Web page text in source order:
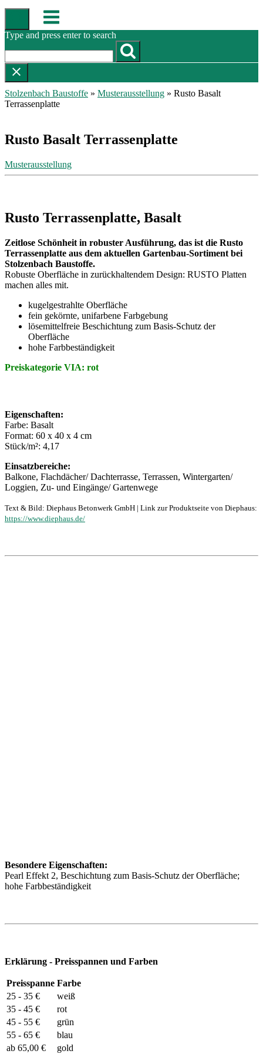
Skip
content
Menu
Type and press enter to search
Stolzenbach Baustoffe » Musterausstellung » Rusto Basalt
Terrassenplatte
Rusto Basalt Terrassenplatte
Musterausstellung
Rusto Terrassenplatte, Basalt
Zeitlose Schönheit in robuster Ausführung, das ist die Rusto
Terrassenplatte aus dem aktuellen Gartenbau-Sortiment bei
Stolzenbach Baustoffe.
Robuste Oberfläche in zurückhaltendem Design: RUSTO Platten
machen alles mit.
kugelgestrahlte Oberfläche
fein gekörnte, unifarbene Farbgebung
lösemittelfreie Beschichtung zum Basis-Schutz der
Oberfläche
hohe Farbbeständigkeit
Preiskategorie VIA: rot
Eigenschaften:
Farbe: Basalt
Format: 60 x 40 x 4 cm
Stück/m²: 4,17
Einsatzbereiche:
Balkone, Flachdächer/ Dachterrasse, Terrassen, Wintergarten/
Loggien, Zu- und Eingänge/ Gartenwege
Text & Bild: Diephaus Betonwerk GmbH | Link zur Produktseite von Diephaus:
https://www.diephaus.de/
Besondere Eigenschaften:
Pearl Effekt 2, Beschichtung zum Basis-Schutz der Oberfläche;
hohe Farbbeständigkeit
Erklärung - Preisspannen und Farben
Preisspanne Farbe
25 - 35 €
weiß
35 - 45 €
rot
45 - 55 €
grün
55 - 65 €
blau
ab 65,00 €
gold